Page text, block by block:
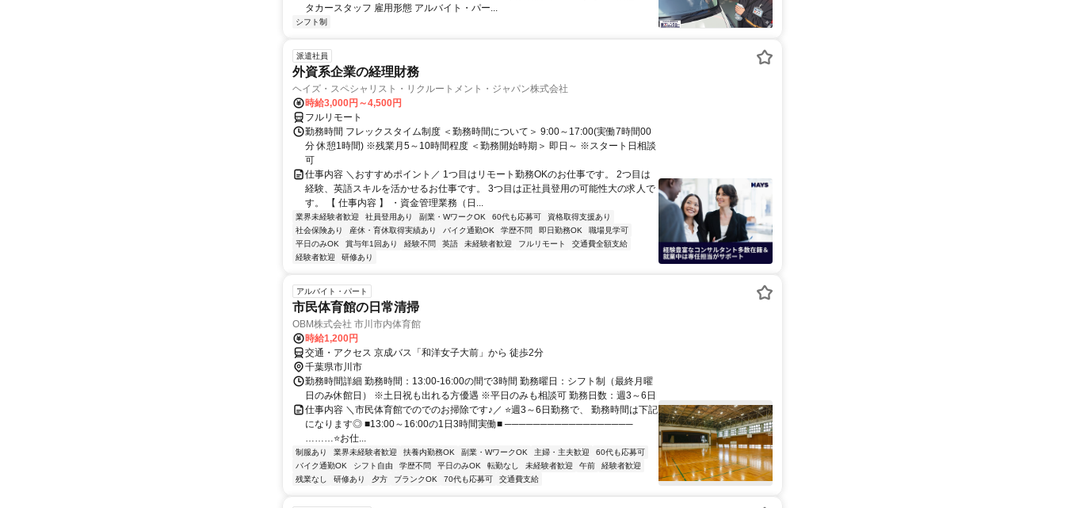
タカースタッフ 雇用形態 アルバイト・パー...
シフト制
派遣社員
外資系企業の経理財務
ヘイズ・スペシャリスト・リクルートメント・ジャパン株式会社
時給3,000円～4,500円
フルリモート
勤務時間 フレックスタイム制度 ＜勤務時間について＞ 9:00～17:00(実働7時間00
分 休憩1時間) ※残業月5～10時間程度 ＜勤務開始時期＞ 即日～ ※スタート日相談
可
仕事内容 ＼おすすめポイント／ 1つ目はリモート勤務OKのお仕事です。 2つ目は
経験、英語スキルを活かせるお仕事です。 3つ目は正社員登用の可能性大の求人で
す。 【 仕事内容 】 ・資金管理業務（日...
業界未経験者歓迎 社員登用あり 副業・WワークOK 60代も応募可
資格取得支援あり
社会保険あり
産休・育休取得実績あり バイク通勤OK 学歴不問 即日勤務OK
職場見学可
平日のみOK
賞与年1回あり 経験不問 英語 未経験者歓迎 フルリモート
交通費全額支給
経験者歓迎
研修あり
アルバイト・パート
市民体育館の日常清掃
OBM株式会社 市川市内体育館
時給1,200円
交通・アクセス 京成バス「和洋女子大前」から 徒歩2分
千葉県市川市
勤務時間詳細 勤務時間：13:00-16:00の間で3時間 勤務曜日：シフト制（最終月曜
日のみ休館日） ※土日祝も出れる方優遇 ※平日のみも相談可 勤務日数：週3～6日
仕事内容 ＼市民体育館でのでのお掃除です♪／ ⭐週3～6日勤務で、 勤務時間は下記
になります◎ ■13:00～16:00の1日3時間実働■ ──────────────────
………⭐お仕...
制服あり 業界未経験者歓迎 扶養内勤務OK 副業・WワークOK 主婦・主夫歓迎
60代も応募可
バイク通勤OK
シフト自由 学歴不問 平日のみOK 転勤なし 未経験者歓迎 午前
経験者歓迎
残業なし
研修あり 夕方 ブランクOK 70代も応募可 交通費支給